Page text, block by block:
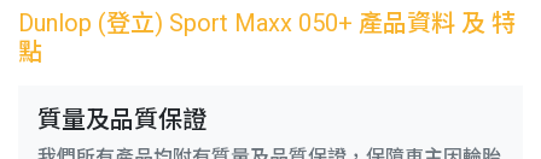
Dunlop (登立) Sport Maxx 050+ 產品資料 及 特
點
質量及品質保證